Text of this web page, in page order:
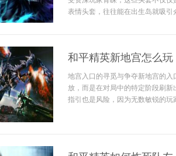
表情头套，往往能在出生岛就吸引
和平精英新地宫怎么
地宫入口的寻觅与争夺新地宫的
放，而是在对局中的特定阶段刷
指引也是风险，因为无数敏锐的玩